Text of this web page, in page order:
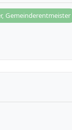
Gemeinderentmeister